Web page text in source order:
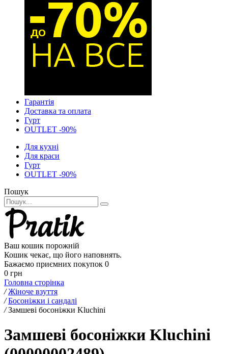
Гарантія
Доставка та оплата
Гурт
OUTLET -90%
Для кухні
Для краси
Гурт
OUTLET -90%
Пошук
Ваш кошик порожній
Кошик чекає, що його наповнять.
Бажаємо приємних покупок 0
0 грн
Головна сторінка
/ Жіноче взуття
/ Босоніжки і сандалі
/ Замшеві босоніжки Kluchini
Замшеві босоніжки Kluchini